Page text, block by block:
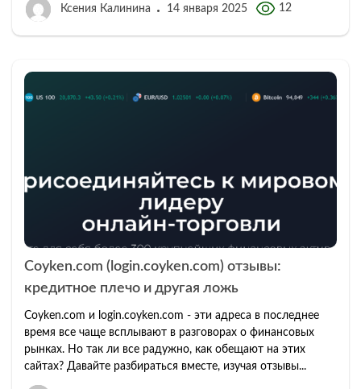
Ксения Калинина 14 января 2025 12
Coyken.com (login.coyken.com) отзывы:
кредитное плечо и другая ложь
Coyken.com и login.coyken.com - эти адреса в последнее
время все чаще всплывают в разговорах о финансовых
рынках. Но так ли все радужно, как обещают на этих
сайтах? Давайте разбираться вместе, изучая отзывы...